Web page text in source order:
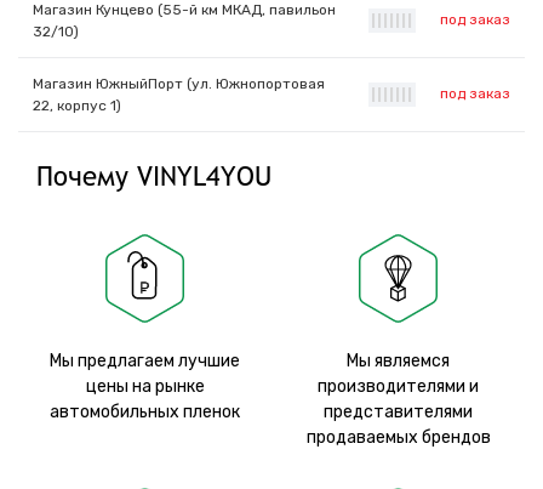
Магазин Кунцево (55-й км МКАД, павильон
32/10)
под заказ
Магазин ЮжныйПорт (ул. Южнопортовая
22, корпус 1)
под заказ
Почему VINYL4YOU
Мы предлагаем лучшие
цены на рынке
автомобильных пленок
Мы являемся
производителями и
представителями
продаваемых брендов